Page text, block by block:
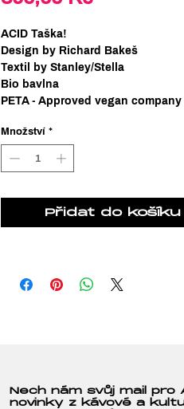
ACID Taška!
Design by Richard Bakeš
Textil by Stanley/Stella
Bio bavlna
PETA - Approved vegan company
Množství *
Přidat do košíku
Nech nám svůj mail pro
novinky z kávové a